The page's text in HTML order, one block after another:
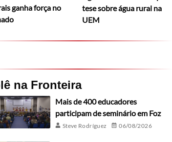
ganha força no
tese sobre água rural na
UEM
na Fronteira
Mais de 400 educadores
participam de seminário em Foz
Steve Rodríguez 06/08/2026